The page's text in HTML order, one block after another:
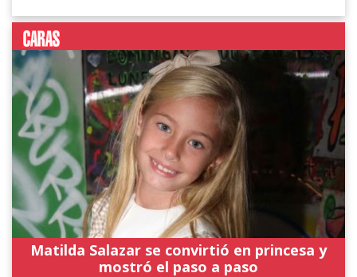
Matilda Salazar se convirtió en princesa y
mostró el paso a paso